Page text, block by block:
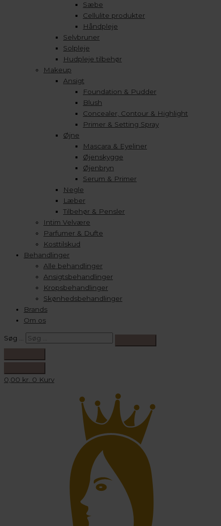
Sæbe
Cellulite produkter
Håndpleje
Selvbruner
Solpleje
Hudpleje tilbehør
Makeup
Ansigt
Foundation & Pudder
Blush
Concealer, Contour & Highlight
Primer & Setting Spray
Øjne
Mascara & Eyeliner
Øjenskygge
Øjenbryn
Serum & Primer
Negle
Læber
Tilbehør & Pensler
Intim Velvære
Parfumer & Dufte
Kosttilskud
Behandlinger
Alle behandlinger
Ansigtsbehandlinger
Kropsbehandlinger
Skønhedsbehandlinger
Brands
Om os
Søg …
0,00 kr. 0 Kurv